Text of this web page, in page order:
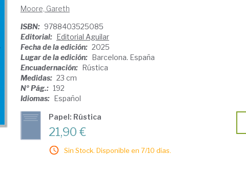
Moore, Gareth
ISBN: 9788403525085
Editorial: Editorial Aguilar
Fecha de la edición: 2025
Lugar de la edición: Barcelona. España
Encuadernación: Rústica
Medidas: 23 cm
Nº Pág.: 192
Idiomas: Español
Papel: Rústica
21,90 €
Sin Stock. Disponible en 7/10 días.